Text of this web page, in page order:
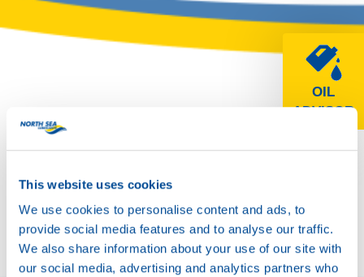
This website uses cookies
We use cookies to personalise content and ads, to
provide social media features and to analyse our traffic.
We also share information about your use of our site with
our social media, advertising and analytics partners who
OIL
ADVISOR
Sie müssen angemeldet sein, um Ihr Profil zu
bearbeiten.